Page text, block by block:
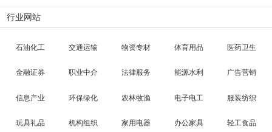
行业网站
石油化工 交通运输 物资专材 体育用品 医药卫生
金融证券 职业中介 法律服务 能源水利 广告营销
信息产业 环保绿化 农林牧渔 电子电工 服装纺织
玩具礼品 机构组织 家用电器 办公家具 轻工食品